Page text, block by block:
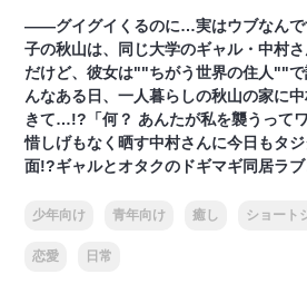
――グイグイくるのに…実はウブなんで
子の秋山は、同じ大学のギャル・中村さ
だけど、彼女は""ちがう世界の住人""
んなある日、一人暮らしの秋山の家に
きて…!?「何？ あんたが私を襲うって
惜しげもなく晒す中村さんに今日もタ
面!?ギャルとオタクのドギマギ同居ラ
少年向け 青年向け 癒し ショート
恋愛 日常